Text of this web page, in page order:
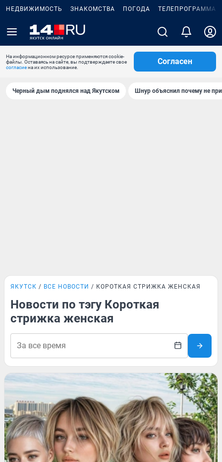
НЕДВИЖИМОСТЬ ЗНАКОМСТВА ПОГОДА ТЕЛЕПРОГРАММА
На информационном ресурсе применяются cookie-
файлы. Оставаясь на сайте, вы подтверждаете свое
согласиена их использование.
Согласен
Черный дым поднялся над Якутском Шнур объяснил почему не
ЯКУТСК ВСЕ НОВОСТИ КОРОТКАЯ СТРИЖКА ЖЕНСКАЯ
Новости по тэгу Короткая
стрижка женская